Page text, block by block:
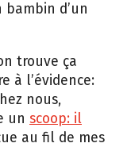
d’un
trouve ça
à l’évidence:
nous,
un scoop: il
au fil de mes